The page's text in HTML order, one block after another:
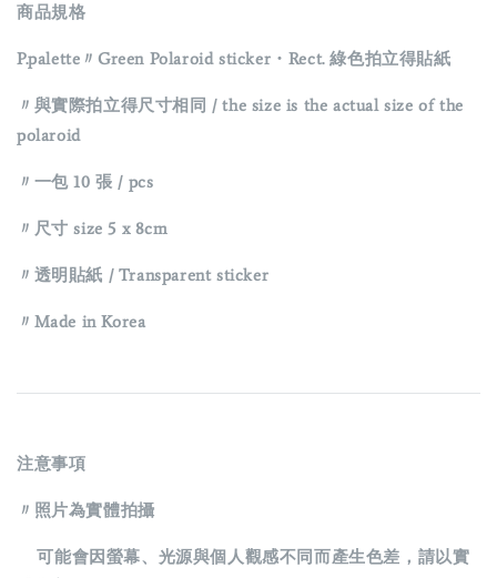
商品規格
P.palette〃Green Polaroid sticker・Rect. 綠色拍立得貼紙
〃與實際拍立得尺寸相同 / the size is the actual size of the
polaroid
〃一包 10 張 / pcs
〃尺寸 size 5 x 8cm
〃透明貼紙 / Transparent sticker
〃Made in Korea
注意事項
〃照片為實體拍攝
可能會因螢幕、光源與個人觀感不同而產生色差，請以實